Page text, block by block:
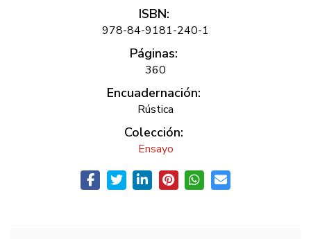
ISBN:
978-84-9181-240-1
Páginas:
360
Encuadernación:
Rústica
Colección:
Ensayo